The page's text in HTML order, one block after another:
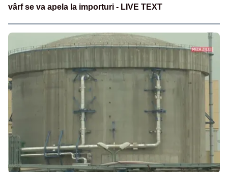
vârf se va apela la importuri - LIVE TEXT